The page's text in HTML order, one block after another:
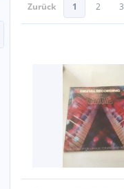
Zurück 1 2 3